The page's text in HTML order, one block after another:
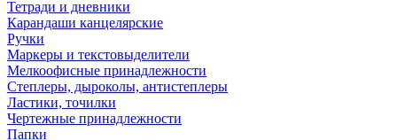
Тетради и дневники
Карандаши канцелярские
Ручки
Маркеры и текстовыделители
Мелкоофисные принадлежности
Степлеры, дыроколы, антистеплеры
Ластики, точилки
Чертежные принадлежности
Папки